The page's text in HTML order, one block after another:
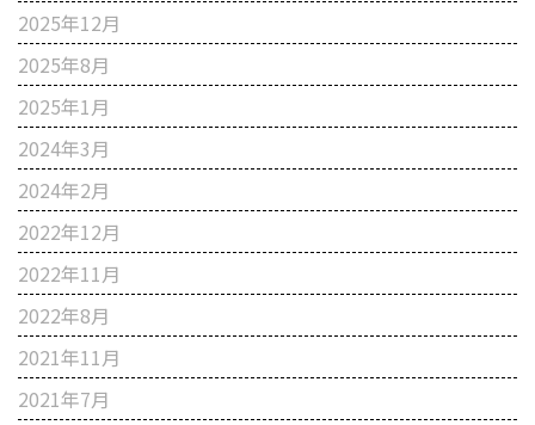
2025年12月
2025年8月
2025年1月
2024年3月
2024年2月
2022年12月
2022年11月
2022年8月
2021年11月
2021年7月